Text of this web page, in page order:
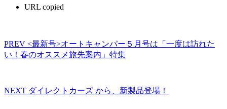
URL copied
PREV <最新号>オートキャンパー５月号は「一度は訪れた
い！春のオススメ旅先案内」特集
NEXT ダイレクトカーズ から、新製品登場！